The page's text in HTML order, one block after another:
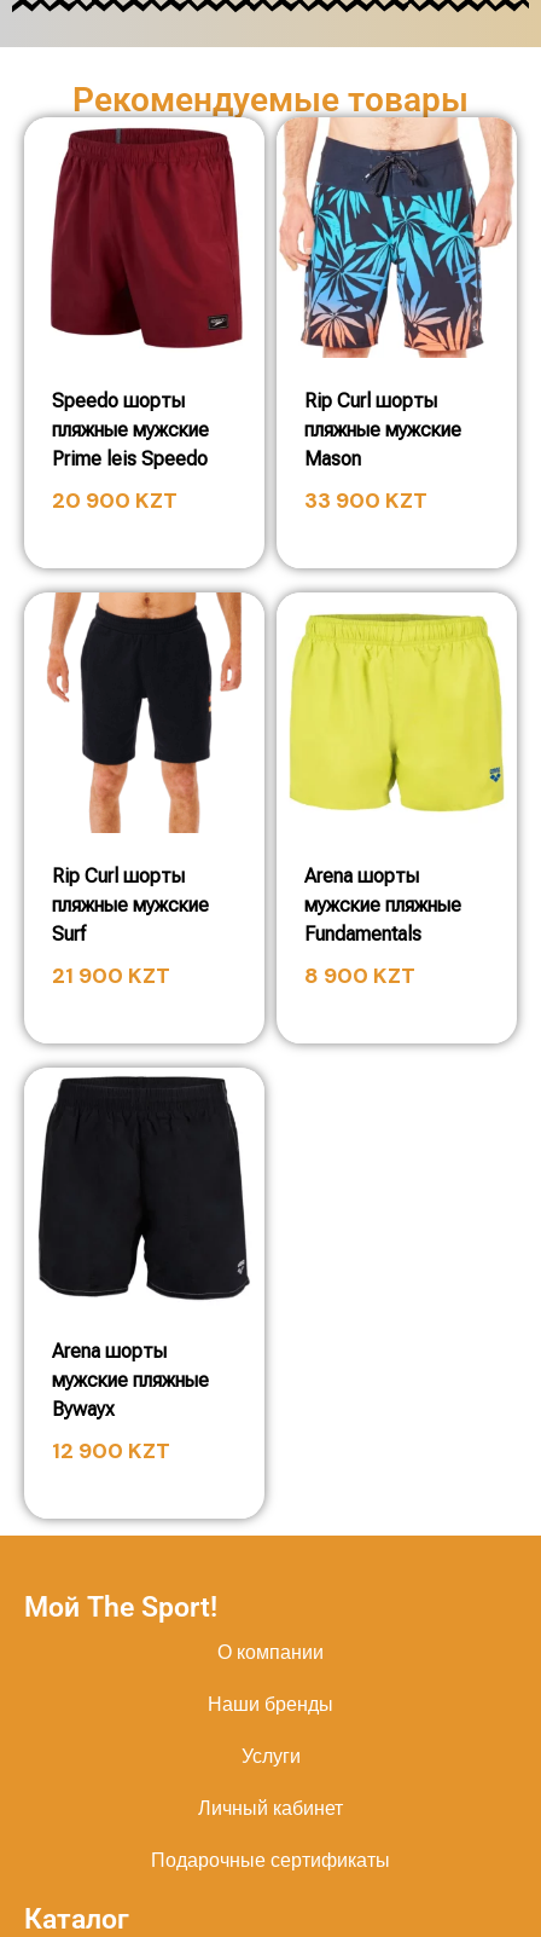
Рекомендуемые товары
Speedo шорты
пляжные мужские
Prime leis Speedo
20 900 KZT
Rip Curl шорты
пляжные мужские
Mason
33 900 KZT
Rip Curl шорты
пляжные мужские
Surf
21 900 KZT
Arena шорты
мужские пляжные
Fundamentals
8 900 KZT
Arena шорты
мужские пляжные
Bywayx
12 900 KZT
Мой The Sport!
О компании
Наши бренды
Услуги
Личный кабинет
Подарочные сертификаты
Каталог